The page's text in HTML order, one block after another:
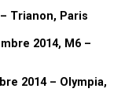
Vincent, Benjamin
Itw & Vidéo FanMusik
photos prises lors du
Trianon, Paris
2014, M6 –
2014 – Olympia,